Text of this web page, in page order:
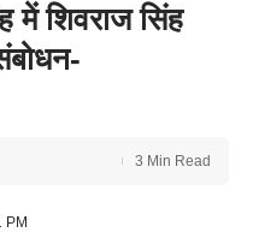
में शिवराज सिंह
PM
3 Min Read